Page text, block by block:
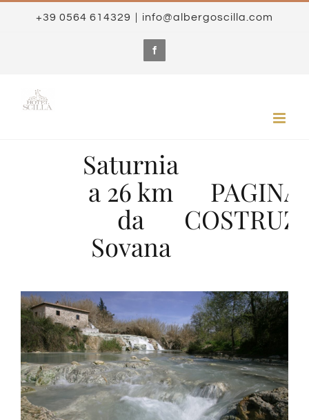
+39 0564 614329 | info@albergoscilla.com
Saturnia
a 26 km
da
Sovana
PAGINA